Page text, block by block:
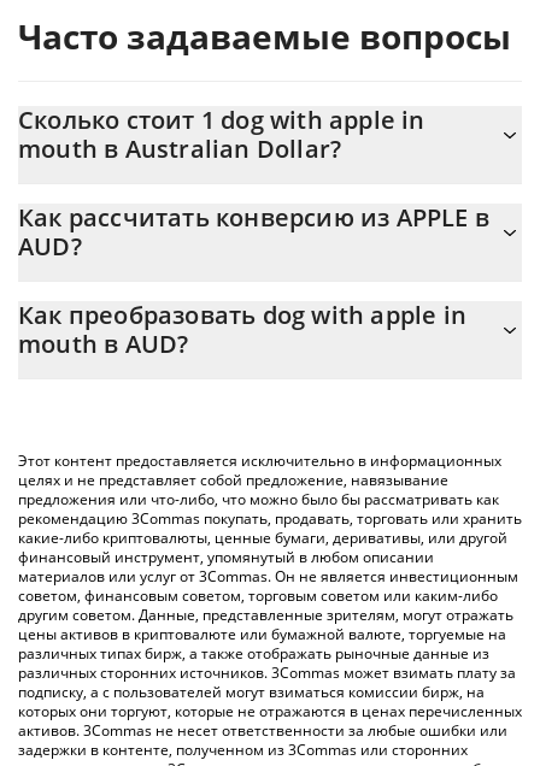
Часто задаваемые вопросы
Сколько стоит 1 dog with apple in
mouth в Australian Dollar?
На данный момент 1 dog with apple in mouth равно
Как рассчитать конверсию из APPLE в
AUD?
легко рассчитать цену конвертации APPLE в AUD, просто
введя сумму dog with apple in mouth в соответствующее
Вы также можете использовать приведенную выше таблицу
цен dog with apple in mouth, чтобы проверить последние
цены на dog with apple in mouth в основных фиатных и
криптовалютах.
Как преобразовать dog with apple in
mouth в AUD?
Этот контент предоставляется исключительно в информационных
целях и не представляет собой предложение, навязывание
предложения или что-либо, что можно было бы рассматривать как
рекомендацию 3Commas покупать, продавать, торговать или хранить
какие-либо криптовалюты, ценные бумаги, деривативы, или другой
финансовый инструмент, упомянутый в любом описании
материалов или услуг от 3Commas. Он не является инвестиционным
советом, финансовым советом, торговым советом или каким-либо
другим советом. Данные, представленные зрителям, могут отражать
цены активов в криптовалюте или бумажной валюте, торгуемые на
различных типах бирж, а также отображать рыночные данные из
различных сторонних источников. 3Commas может взимать плату за
подписку, а с пользователей могут взиматься комиссии бирж, на
которых они торгуют, которые не отражаются в ценах перечисленных
активов. 3Commas не несет ответственности за любые ошибки или
задержки в контенте, полученном из 3Commas или сторонних